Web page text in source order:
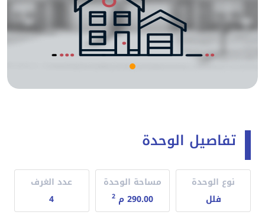
تفاصيل الوحدة
نوع الوحدة
فلل
مساحة الوحدة
290.00 م
2
عدد الغرف
4